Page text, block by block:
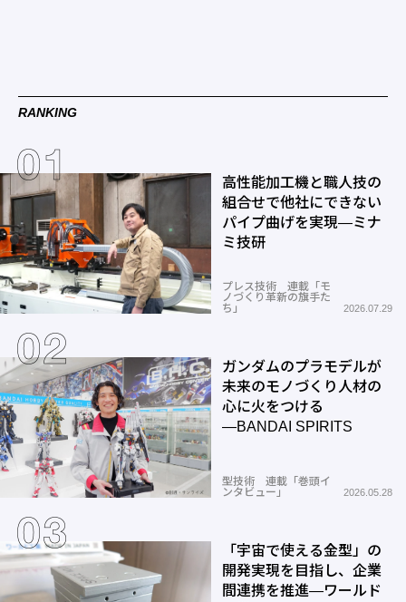
RANKING
高性能加工機と職人技の
組合せで他社にできない
パイプ曲げを実現―ミナ
ミ技研
プレス技術 連載「モ
ノづくり革新の旗手た
ち」
2026.07.29
ガンダムのプラモデルが
未来のモノづくり人材の
心に火をつける
―BANDAI SPIRITS
型技術 連載「巻頭イ
ンタビュー」
2026.05.28
「宇宙で使える金型」の
開発実現を目指し、企業
間連携を推進―ワールド